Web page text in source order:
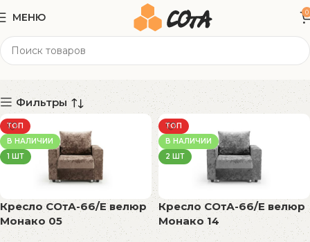
МЕНЮ 0
100x100x65 см
Фильтры
ТОП
В НАЛИЧИИ
1 ШТ
Кресло СОтА-66/Е велюр
Монако 05
ТОП
В НАЛИЧИИ
2 ШТ
Кресло СОтА-66/Е велюр
Монако 14